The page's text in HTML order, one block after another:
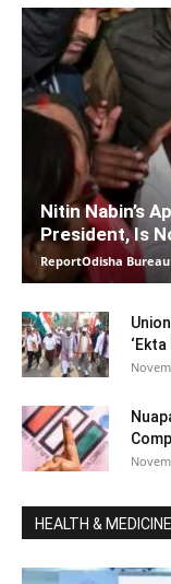
Nitin Nabin’s
President, Is
ReportOdisha Bureau
HEALTH & MEDICINE